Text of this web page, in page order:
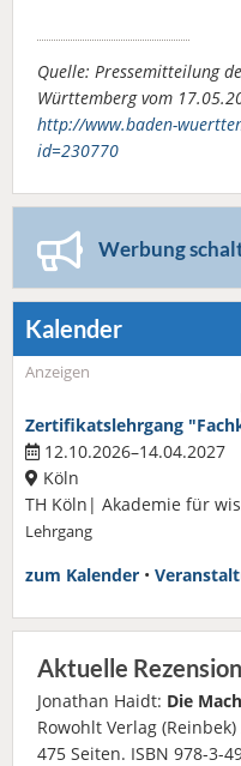
Quelle: Pressemitteilung
Württemberg vom
http://www.baden-
id=230770
Werbung
Kalender
Anzeigen
Zertifikatslehrgang
12.10.2026–14.04.2027
Köln
TH Köln| Akademie für
Lehrgang
zum Kalender •
Aktuelle Rezension
Jonathan Haidt: Die
Rowohlt Verlag (Reinbek)
475 Seiten. ISBN 978-3-